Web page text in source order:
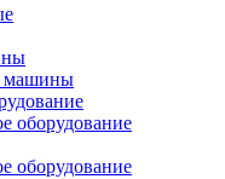
машины
оборудование
оборудование